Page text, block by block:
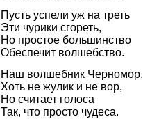
Пусть успели уж на треть
Эти чурики сгореть,
Но простое большинство
Обеспечит волшебство.
Наш волшебник Черномор,
Хоть не жулик и не вор,
Но считает голоса
Так, что просто чудеса.